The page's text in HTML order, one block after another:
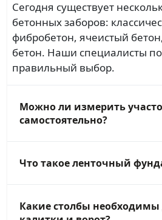
Сегодня существует
бетонных заборов:
фибробетон, ячеистый
бетон. Наши специалисты
правильный выбор.
Можно ли измерить
самостоятельно?
Что такое ленточный
Какие столбы необходимы